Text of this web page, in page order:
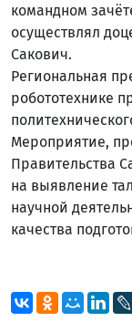
командном
осуществлял
Сакович.
Региональная
робототехнике
Мероприятие,
Правительства
на выявление
научной
качества